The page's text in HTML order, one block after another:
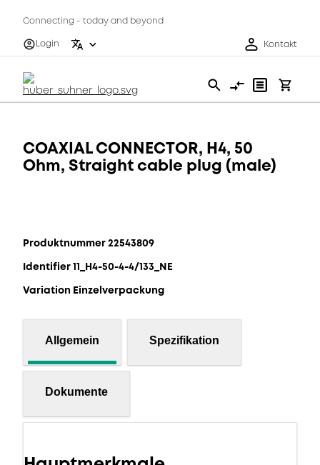
Connecting - today and beyond
Login
Kontakt
COAXIAL CONNECTOR, H4, 50
Ohm, Straight cable plug (male)
Produktnummer 22543809
Identifier 11_H4-50-4-4/133_NE
Variation Einzelverpackung
Allgemein Spezifikation
Dokumente